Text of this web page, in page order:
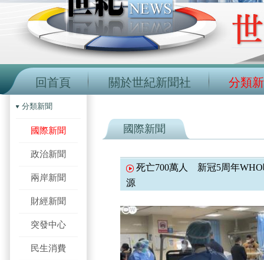
回首頁 關於世紀新聞社 分類
分類新聞
國際新聞
政治新聞
兩岸新聞
財經新聞
突發中心
民生消費
國際新聞
死亡700萬人 新冠5周年
源